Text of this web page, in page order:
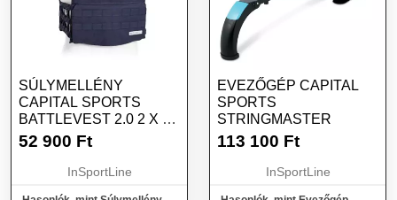
SÚLYMELLÉNY
CAPITAL SPORTS
BATTLEVEST 2.0 2 X 4
KG - KÉK
52 900 Ft
InSportLine
EVEZŐGÉP CAPITAL
SPORTS
STRINGMASTER
113 100 Ft
InSportLine